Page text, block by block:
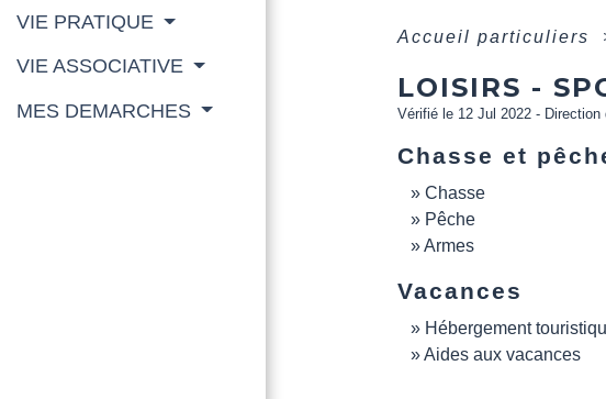
VIE PRATIQUE
VIE ASSOCIATIVE
MES DEMARCHES
Accueil particuliers
LOISIRS -
Vérifié le 12 Jul 2022 -
Chasse et
Chasse
Pêche
Armes
Vacances
Hébergement
Aides aux vacances